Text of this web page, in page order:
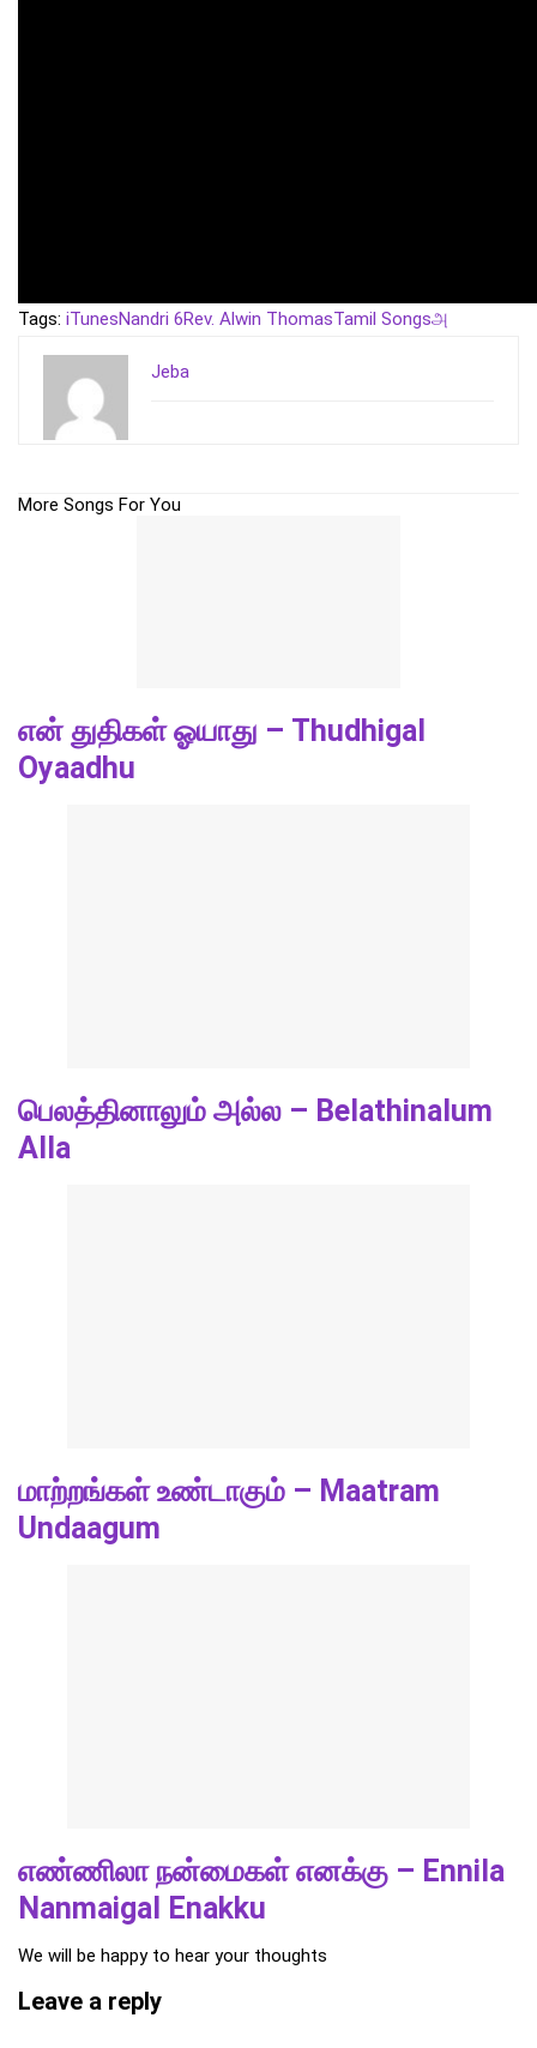
Tags: iTunesNandri 6Rev. Alwin ThomasTamil Songsஅ
Jeba
More Songs For You
என் துதிகள் ஓயாது – Thudhigal
Oyaadhu
பெலத்தினாலும் அல்ல – Belathinalum
Alla
மாற்றங்கள் உண்டாகும் – Maatram
Undaagum
எண்ணிலா நன்மைகள் எனக்கு – Ennila
Nanmaigal Enakku
We will be happy to hear your thoughts
Leave a reply